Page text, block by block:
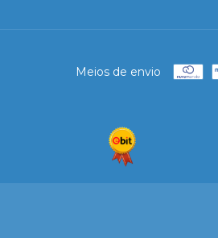
Meios de envio